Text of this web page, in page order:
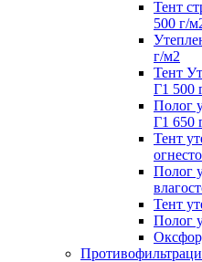
Тент
500 г/
г/м2
Тент
Г1 500
Полог
Г1 650
Тент
Полог
Тент
Полог